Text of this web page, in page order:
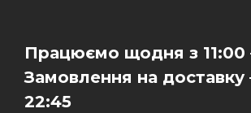
Працюємо щодня з 11:00
Замовлення на
22:45